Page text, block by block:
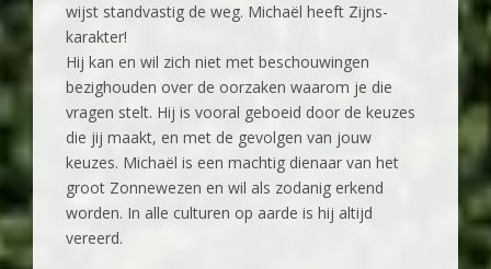
wijst standvastig de weg. Michaël heeft Zijns-
karakter!
Hij kan en wil zich niet met beschouwingen
bezighouden over de oorzaken waarom je die
vragen stelt. Hij is vooral geboeid door de keuzes
die jij maakt, en met de gevolgen van jouw
keuzes. Michaël is een machtig dienaar van het
groot Zonnewezen en wil als zodanig erkend
worden. In alle culturen op aarde is hij altijd
vereerd.